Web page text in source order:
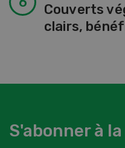
Couverts
clairs,
S'abonner à